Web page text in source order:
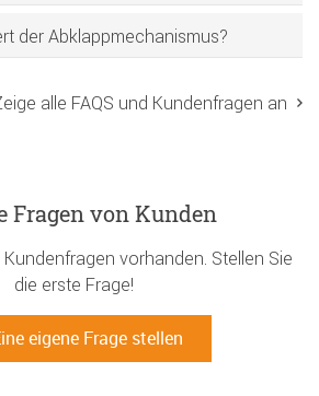
der Abklappmechanismus?
alle FAQS und Kundenfragen an
Fragen von Kunden
vorhanden. Stellen Sie
die erste Frage!
eigene Frage stellen